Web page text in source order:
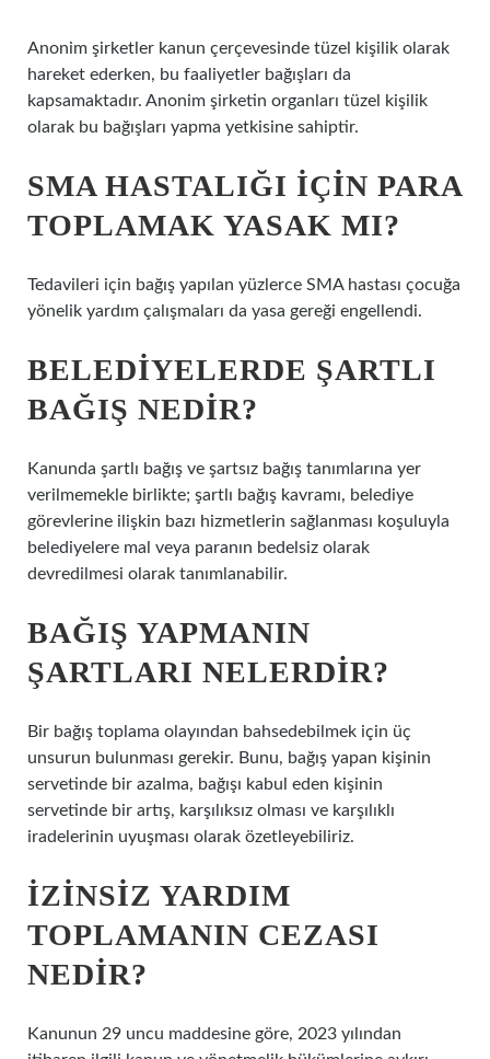
Anonim şirketler kanun çerçevesinde tüzel kişilik olarak
hareket ederken, bu faaliyetler bağışları da
kapsamaktadır. Anonim şirketin organları tüzel kişilik
olarak bu bağışları yapma yetkisine sahiptir.
SMA HASTALIĞI IÇIN PARA
TOPLAMAK YASAK MI?
Tedavileri için bağış yapılan yüzlerce SMA hastası çocuğa
yönelik yardım çalışmaları da yasa gereği engellendi.
BELEDIYELERDE ŞARTLI
BAĞIŞ NEDIR?
Kanunda şartlı bağış ve şartsız bağış tanımlarına yer
verilmemekle birlikte; şartlı bağış kavramı, belediye
görevlerine ilişkin bazı hizmetlerin sağlanması koşuluyla
belediyelere mal veya paranın bedelsiz olarak
devredilmesi olarak tanımlanabilir.
BAĞIŞ YAPMANIN
ŞARTLARI NELERDIR?
Bir bağış toplama olayından bahsedebilmek için üç
unsurun bulunması gerekir. Bunu, bağış yapan kişinin
servetinde bir azalma, bağışı kabul eden kişinin
servetinde bir artış, karşılıksız olması ve karşılıklı
iradelerinin uyuşması olarak özetleyebiliriz.
İZINSIZ YARDIM
TOPLAMANIN CEZASI
NEDIR?
Kanunun 29 uncu maddesine göre, 2023 yılından